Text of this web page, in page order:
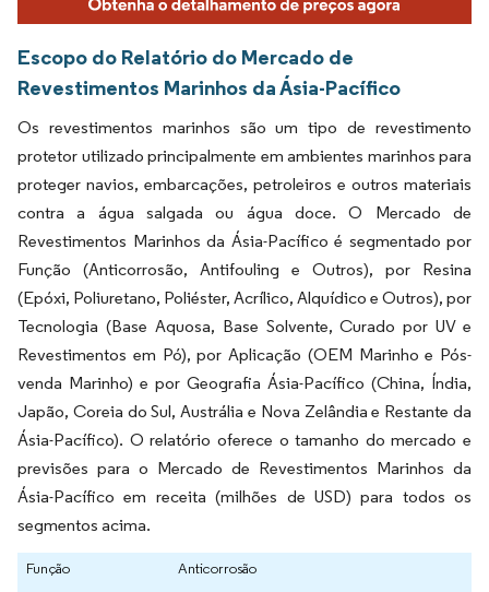
Escopo do Relatório do Mercado de
Revestimentos Marinhos da Ásia-Pacífico
Os revestimentos marinhos são um tipo de revestimento
protetor utilizado principalmente em ambientes marinhos para
proteger navios, embarcações, petroleiros e outros materiais
contra a água salgada ou água doce. O Mercado de
Revestimentos Marinhos da Ásia-Pacífico é segmentado por
Função (Anticorrosão, Antifouling e Outros), por Resina
(Epóxi, Poliuretano, Poliéster, Acrílico, Alquídico e Outros), por
Tecnologia (Base Aquosa, Base Solvente, Curado por UV e
Revestimentos em Pó), por Aplicação (OEM Marinho e Pós-
venda Marinho) e por Geografia Ásia-Pacífico (China, Índia,
Japão, Coreia do Sul, Austrália e Nova Zelândia e Restante da
Ásia-Pacífico). O relatório oferece o tamanho do mercado e
previsões para o Mercado de Revestimentos Marinhos da
Ásia-Pacífico em receita (milhões de USD) para todos os
segmentos acima.
Função
Anticorrosão